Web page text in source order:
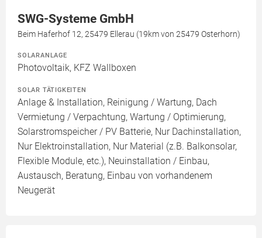
SWG-Systeme GmbH
Beim Haferhof 12, 25479 Ellerau (19km von 25479 Osterhorn)
SOLARANLAGE
Photovoltaik, KFZ Wallboxen
SOLAR TÄTIGKEITEN
Anlage & Installation, Reinigung / Wartung, Dach
Vermietung / Verpachtung, Wartung / Optimierung,
Solarstromspeicher / PV Batterie, Nur Dachinstallation,
Nur Elektroinstallation, Nur Material (z.B. Balkonsolar,
Flexible Module, etc.), Neuinstallation / Einbau,
Austausch, Beratung, Einbau von vorhandenem
Neugerät